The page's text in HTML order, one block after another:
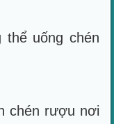
thể uống chén
chén rượu nơi